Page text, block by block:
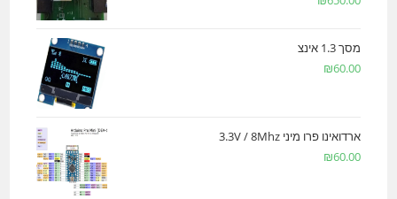
מסך 1.3 אינצ
₪60.00
ארדואינו פרו מיני 3.3V / 8Mhz
₪60.00